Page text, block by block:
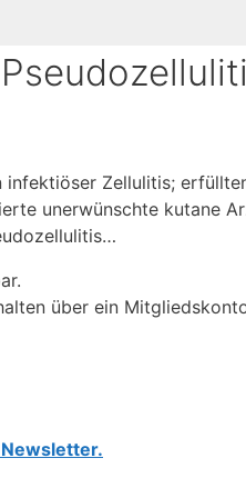
Zellulitis;
unerwünschte kutane
über ein